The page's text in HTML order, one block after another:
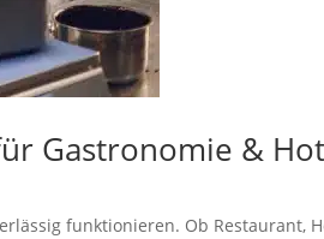
Gastronomie &
funktionieren. Ob Restaurant,